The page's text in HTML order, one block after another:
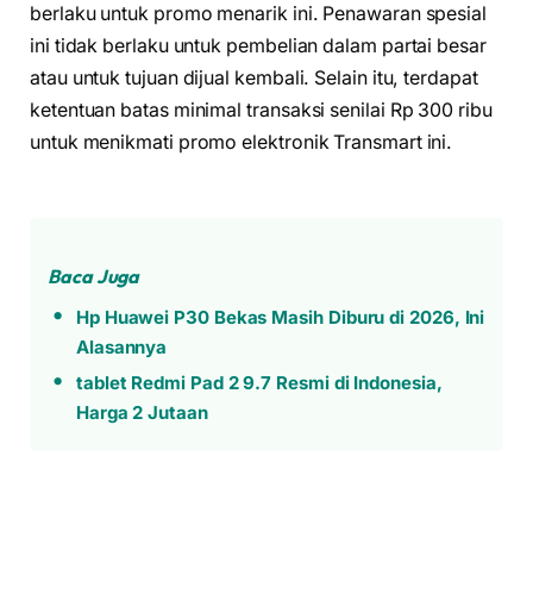
berlaku untuk promo menarik ini. Penawaran spesial
ini tidak berlaku untuk pembelian dalam partai besar
atau untuk tujuan dijual kembali. Selain itu, terdapat
ketentuan batas minimal transaksi senilai Rp 300 ribu
untuk menikmati promo elektronik Transmart ini.
Baca Juga
Hp Huawei P30 Bekas Masih Diburu di 2026, Ini
Alasannya
tablet Redmi Pad 2 9.7 Resmi di Indonesia,
Harga 2 Jutaan